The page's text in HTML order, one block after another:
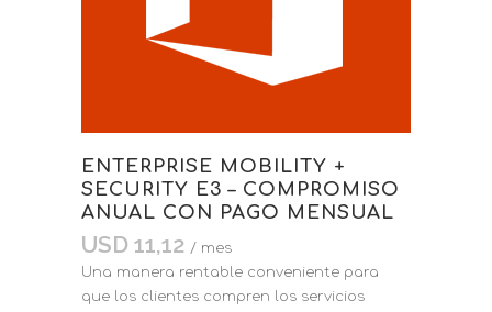
ENTERPRISE MOBILITY +
SECURITY E3 – COMPROMISO
ANUAL CON PAGO MENSUAL
USD 11,12 / mes
Una manera rentable conveniente para
que los clientes compren los servicios